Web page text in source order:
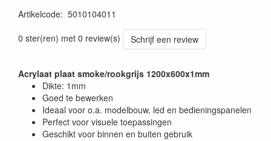
Artikelcode: 5010104011
0 ster(ren) met 0 review(s)
Schrijf een review
Acrylaat plaat smoke/rookgrijs 1200x600x1mm
Dikte: 1mm
Goed te bewerken
Ideaal voor o.a. modelbouw, led en bedieningspanelen
Perfect voor visuele toepassingen
Geschikt voor binnen en buiten gebruik